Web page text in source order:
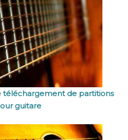
téléchargement de partitions
guitare